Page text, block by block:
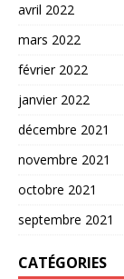
avril 2022
mars 2022
février 2022
janvier 2022
décembre 2021
novembre 2021
octobre 2021
septembre 2021
CATÉGORIES